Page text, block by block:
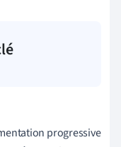
progressive